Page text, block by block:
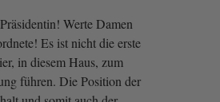
Werte Damen
Es ist nicht die erste
in diesem Haus, zum
führen. Die Position der